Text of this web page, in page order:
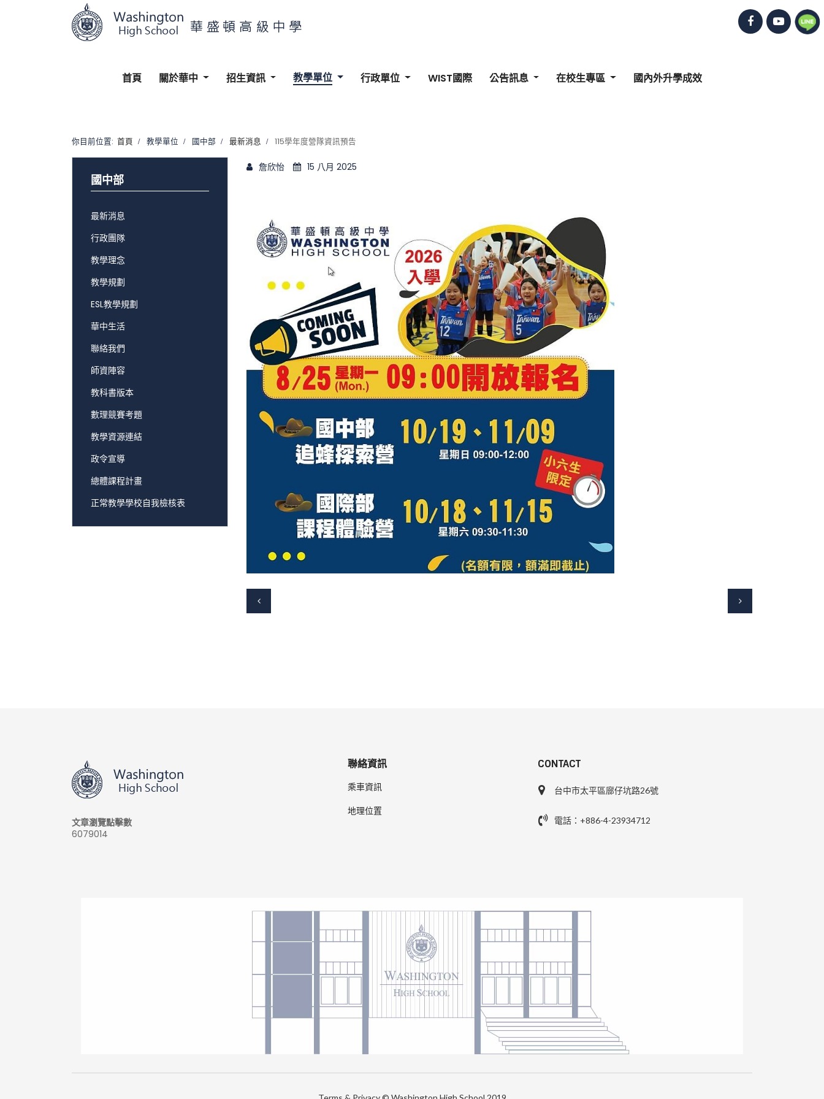
首頁 關於華中 招生資訊 教學單位 行政單位 WIST國際 公告訊息 在校生專區 國內外升學成效
你目前位置: 首頁 教學單位 國中部 最新消息 115學年度營隊資訊預告
詹欣怡 15 八月 2025
國中部
最新消息
行政團隊
教學理念
教學規劃
ESL教學規劃
華中生活
聯絡我們
師資陣容
教科書版本
數理競賽考題
教學資源連結
政令宣導
總體課程計畫
正常教學學校自我檢核表
文章瀏覽點擊數
6079014
聯絡資訊
乘車資訊
地理位置
CONTACT
台中市太平區廍仔坑路26號
電話：+886-4-23934712